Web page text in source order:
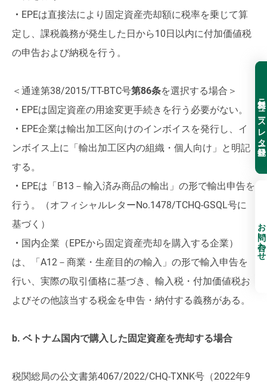
・ EPEは直接法により固定資産売却額に税率を乗じて算
定し、課税義務が発生した日から10日以内に付加価値税
の申告および納税を行う。
＜通達第38/2015/TT-BTC号第86条を選択する場合＞
・ EPEは固定資産の用途変更手続きを行う必要がない。
・ EPE企業は輸出加工区向けのインボイスを発行し、イ
ンボイス上に「輸出加工区内の組織・個人向け」と明記
する。
・ EPEは「B13－輸入済み商品の輸出」の形で輸出申告を
行う。（オフィシャルレターNo.1478/TCHQ-GSQL号に
基づく）
・ 国内企業（EPEから固定資産売却を購入する企業）
は、「A12－商業・生産目的の輸入」の形で輸入申告を
行い、実際の取引価格に基づき、輸入税・付加価値税お
よびその他該当する税金を申告・納付する義務がある。
b. ベトナム国内で購入した固定資産を売却する場合
税関総局の公文書第4067/2022/CHQ-TXNK号（2022年9
無料ニュースレター登録
お問い合わせ